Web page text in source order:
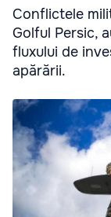
Conflictele
Golful Persic,
fluxului de
apărării.